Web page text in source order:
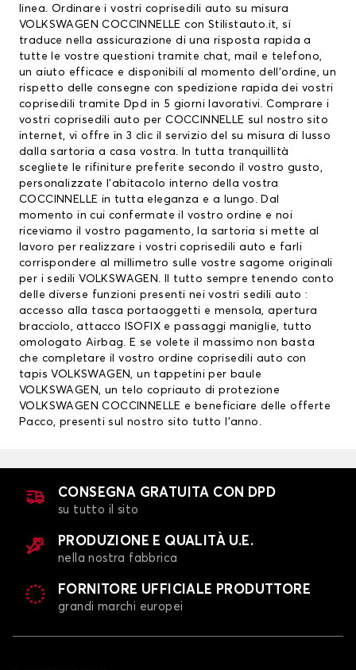
linea. Ordinare i vostri coprisedili auto su misura
VOLKSWAGEN COCCINNELLE con Stilistauto.it, si
traduce nella assicurazione di una risposta rapida a
tutte le vostre questioni tramite chat, mail e telefono,
un aiuto efficace e disponibili al momento dell’ordine, un
rispetto delle consegne con spedizione rapida dei vostri
coprisedili tramite Dpd in 5 giorni lavorativi. Comprare i
vostri coprisedili auto per COCCINNELLE sul nostro sito
internet, vi offre in 3 clic il servizio del su misura di lusso
dalla sartoria a casa vostra. In tutta tranquillità
scegliete le rifiniture preferite secondo il vostro gusto,
personalizzate l’abitacolo interno della vostra
COCCINNELLE in tutta eleganza e a lungo. Dal
momento in cui confermate il vostro ordine e noi
riceviamo il vostro pagamento, la sartoria si mette al
lavoro per realizzare i vostri coprisedili auto e farli
corrispondere al millimetro sulle vostre sagome originali
per i sedili VOLKSWAGEN. Il tutto sempre tenendo conto
delle diverse funzioni presenti nei vostri sedili auto :
accesso alla tasca portaoggetti e mensola, apertura
bracciolo, attacco ISOFIX e passaggi maniglie, tutto
omologato Airbag. E se volete il massimo non basta
che completare il vostro ordine coprisedili auto con
tapis VOLKSWAGEN, un tappetini per baule
VOLKSWAGEN, un telo copriauto di protezione
VOLKSWAGEN COCCINNELLE e beneficiare delle offerte
Pacco, presenti sul nostro sito tutto l’anno.
CONSEGNA GRATUITA CON DPD
su tutto il sito
PRODUZIONE E QUALITÀ U.E.
nella nostra fabbrica
FORNITORE UFFICIALE PRODUTTORE
grandi marchi europei